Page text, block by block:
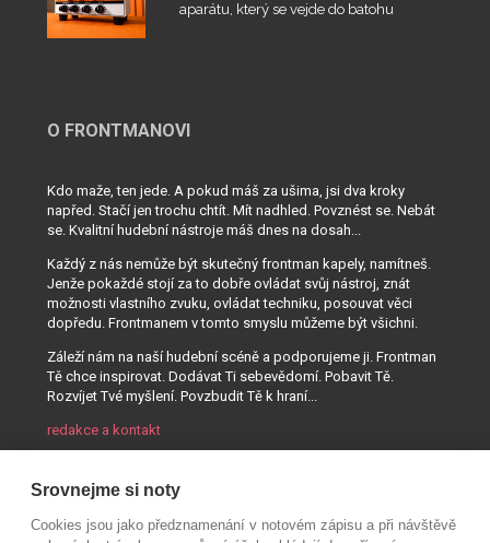
aparátu, který se vejde do batohu
O FRONTMANOVI
Kdo maže, ten jede. A pokud máš za ušima, jsi dva kroky
napřed. Stačí jen trochu chtít. Mít nadhled. Povznést se. Nebát
se. Kvalitní hudební nástroje máš dnes na dosah...
Každý z nás nemůže být skutečný frontman kapely, namítneš.
Jenže pokaždé stojí za to dobře ovládat svůj nástroj, znát
možnosti vlastního zvuku, ovládat techniku, posouvat věci
dopředu. Frontmanem v tomto smyslu můžeme být všichni.
Záleží nám na naší hudební scéně a podporujeme ji. Frontman
Tě chce inspirovat. Dodávat Ti sebevědomí. Pobavit Tě.
Rozvíjet Tvé myšlení. Povzbudit Tě k hraní...
redakce a kontakt
Srovnejme si noty
Cookies jsou jako předznamenání v notovém zápisu a při návštěvě